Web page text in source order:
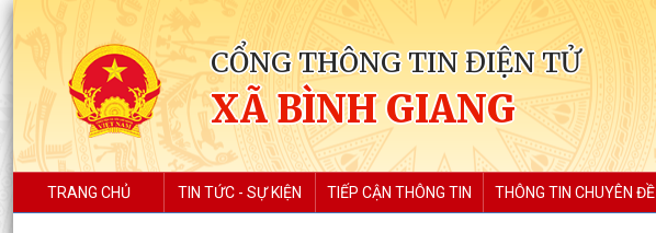
CỔNG THÔNG TIN ĐIỆN TỬ
XÃ BÌNH GIANG
TRANG CHỦ TIN TỨC - SỰ KIỆN TIẾP CẬN THÔNG TIN THÔNG TIN CHUYÊN ĐỀ